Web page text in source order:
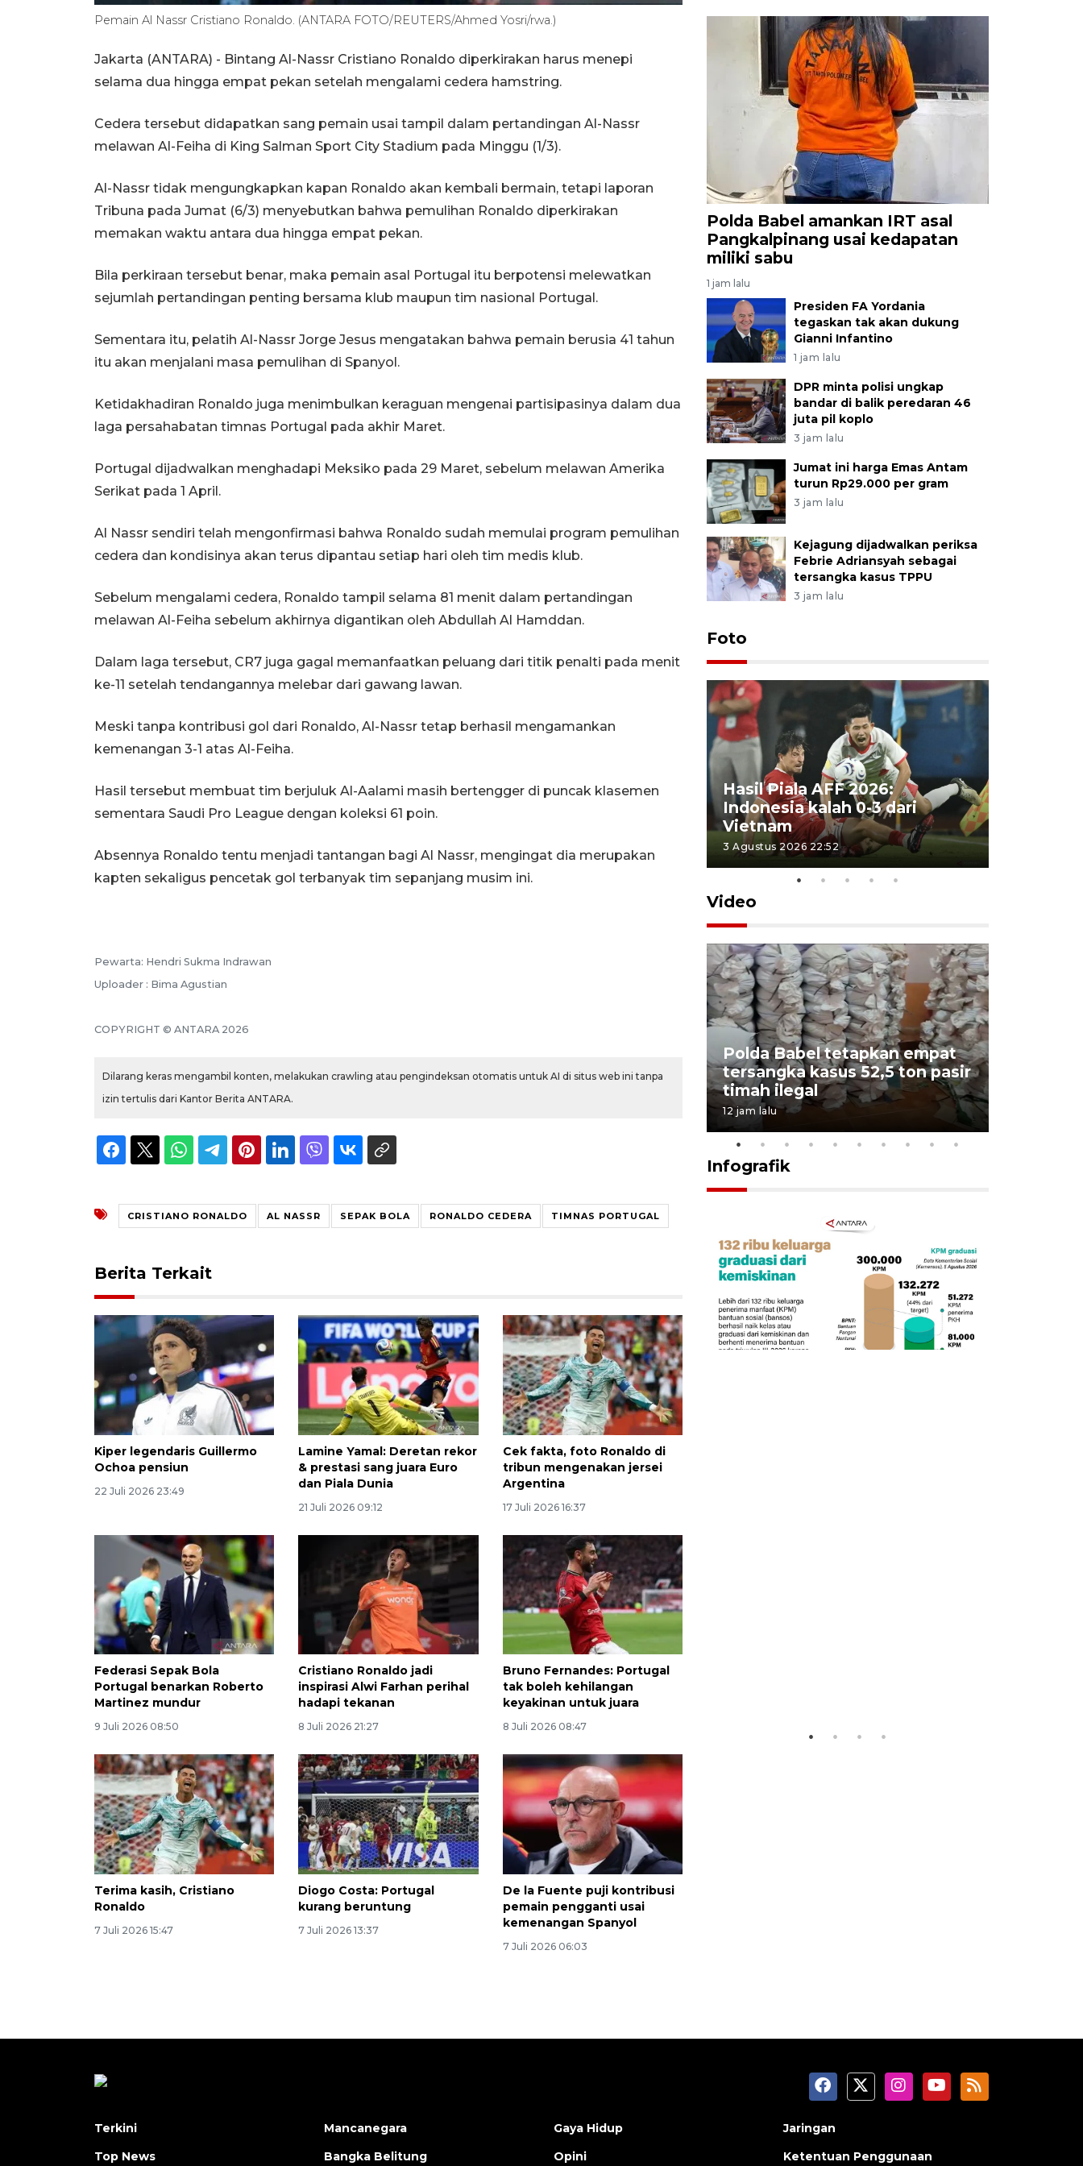
Pemain Al Nassr Cristiano Ronaldo. (ANTARA FOTO/REUTERS/Ahmed Yosri/rwa.)
Jakarta (ANTARA) - Bintang Al-Nassr Cristiano Ronaldo diperkirakan harus menepi
selama dua hingga empat pekan setelah mengalami cedera hamstring.
Cedera tersebut didapatkan sang pemain usai tampil dalam pertandingan Al-Nassr
melawan Al-Feiha di King Salman Sport City Stadium pada Minggu (1/3).
Al-Nassr tidak mengungkapkan kapan Ronaldo akan kembali bermain, tetapi laporan
Tribuna pada Jumat (6/3) menyebutkan bahwa pemulihan Ronaldo diperkirakan
memakan waktu antara dua hingga empat pekan.
Bila perkiraan tersebut benar, maka pemain asal Portugal itu berpotensi melewatkan
sejumlah pertandingan penting bersama klub maupun tim nasional Portugal.
Sementara itu, pelatih Al-Nassr Jorge Jesus mengatakan bahwa pemain berusia 41 tahun
itu akan menjalani masa pemulihan di Spanyol.
Ketidakhadiran Ronaldo juga menimbulkan keraguan mengenai partisipasinya dalam dua
laga persahabatan timnas Portugal pada akhir Maret.
Portugal dijadwalkan menghadapi Meksiko pada 29 Maret, sebelum melawan Amerika
Serikat pada 1 April.
Al Nassr sendiri telah mengonfirmasi bahwa Ronaldo sudah memulai program pemulihan
cedera dan kondisinya akan terus dipantau setiap hari oleh tim medis klub.
Sebelum mengalami cedera, Ronaldo tampil selama 81 menit dalam pertandingan
melawan Al-Feiha sebelum akhirnya digantikan oleh Abdullah Al Hamddan.
Dalam laga tersebut, CR7 juga gagal memanfaatkan peluang dari titik penalti pada menit
ke-11 setelah tendangannya melebar dari gawang lawan.
Meski tanpa kontribusi gol dari Ronaldo, Al-Nassr tetap berhasil mengamankan
kemenangan 3-1 atas Al-Feiha.
Hasil tersebut membuat tim berjuluk Al-Aalami masih bertengger di puncak klasemen
sementara Saudi Pro League dengan koleksi 61 poin.
Absennya Ronaldo tentu menjadi tantangan bagi Al Nassr, mengingat dia merupakan
kapten sekaligus pencetak gol terbanyak tim sepanjang musim ini.
Pewarta: Hendri Sukma Indrawan
Uploader : Bima Agustian
COPYRIGHT © ANTARA 2026
Dilarang keras mengambil konten, melakukan crawling atau pengindeksan otomatis untuk AI di situs web ini tanpa
izin tertulis dari Kantor Berita ANTARA.
CRISTIANO RONALDO AL NASSR SEPAK BOLA RONALDO CEDERA TIMNAS PORTUGAL
Berita Terkait
Kiper legendaris Guillermo
Ochoa pensiun
22 Juli 2026 23:49
Lamine Yamal: Deretan rekor
& prestasi sang juara Euro
dan Piala Dunia
21 Juli 2026 09:12
Cek fakta, foto Ronaldo di
tribun mengenakan jersei
Argentina
17 Juli 2026 16:37
Federasi Sepak Bola
Portugal benarkan Roberto
Martinez mundur
9 Juli 2026 08:50
Cristiano Ronaldo jadi
inspirasi Alwi Farhan perihal
hadapi tekanan
8 Juli 2026 21:27
Bruno Fernandes: Portugal
tak boleh kehilangan
keyakinan untuk juara
8 Juli 2026 08:47
Terima kasih, Cristiano
Ronaldo
7 Juli 2026 15:47
Diogo Costa: Portugal
kurang beruntung
7 Juli 2026 13:37
De la Fuente puji kontribusi
pemain pengganti usai
kemenangan Spanyol
7 Juli 2026 06:03
Polda Babel amankan IRT asal
Pangkalpinang usai kedapatan
miliki sabu
1 jam lalu
Presiden FA Yordania
tegaskan tak akan dukung
Gianni Infantino
1 jam lalu
DPR minta polisi ungkap
bandar di balik peredaran 46
juta pil koplo
3 jam lalu
Jumat ini harga Emas Antam
turun Rp29.000 per gram
3 jam lalu
Kejagung dijadwalkan periksa
Febrie Adriansyah sebagai
tersangka kasus TPPU
3 jam lalu
Foto
ANTARA Babel-Kanwil
Hasil Piala AFF 2026:
Indonesia kalah 0-3 dari
Vietnam
3 Agustus 2026 22:52
Video
siagakan air bersih hadapi
Polda Babel tetapkan empat
tersangka kasus 52,5 ton pasir
timah ilegal
12 jam lalu
Infografik
Vaksin HPV untuk siswa laki-
laki
2026-08-06 06:30:00
Terkini
Top News
Mancanegara
Bangka Belitung
Gaya Hidup
Opini
Jaringan
Ketentuan Penggunaan